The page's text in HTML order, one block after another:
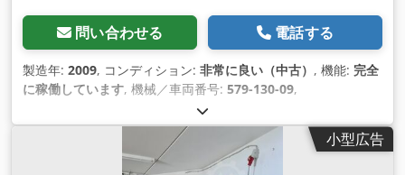
問い合わせる 電話する
製造年: 2009, コンディション: 非常に良い（中古） , 機能: 完全
に稼働しています, 機械／車両番号: 579-130-09,
小型広告